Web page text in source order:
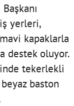
yerleri,
kapaklarla
destek oluyor.
tekerlekli
baston